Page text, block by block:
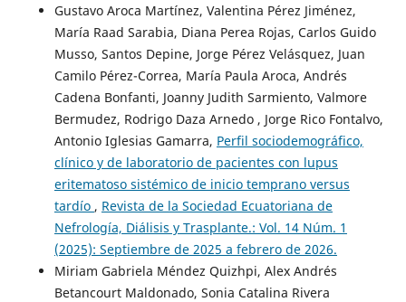
Gustavo Aroca Martínez, Valentina Pérez Jiménez,
María Raad Sarabia, Diana Perea Rojas, Carlos Guido
Musso, Santos Depine, Jorge Pérez Velásquez, Juan
Camilo Pérez-Correa, María Paula Aroca, Andrés
Cadena Bonfanti, Joanny Judith Sarmiento, Valmore
Bermudez, Rodrigo Daza Arnedo , Jorge Rico Fontalvo,
Antonio Iglesias Gamarra, Perfil sociodemográfico,
clínico y de laboratorio de pacientes con lupus
eritematoso sistémico de inicio temprano versus
tardío , Revista de la Sociedad Ecuatoriana de
Nefrología, Diálisis y Trasplante.: Vol. 14 Núm. 1
(2025): Septiembre de 2025 a febrero de 2026.
Miriam Gabriela Méndez Quizhpi, Alex Andrés
Betancourt Maldonado, Sonia Catalina Rivera